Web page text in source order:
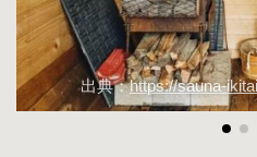
出典：https://sauna-